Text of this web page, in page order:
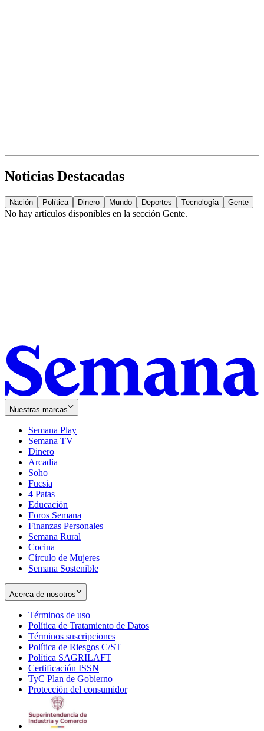
Noticias Destacadas
Nación Política Dinero Mundo Deportes Tecnología Gente
No hay artículos disponibles en la sección Gente.
Nuestras marcas
Semana Play
Semana TV
Dinero
Arcadia
Soho
in
new
window
Fucsia
in
new
window
4 Patas
Educación
Foros Semana
Finanzas Personales
Semana Rural
Cocina
Círculo de Mujeres
Semana Sostenible
Acerca de nosotros
Términos de uso
in
new
window
Política de Tratamiento de Datos
Términos suscripciones
in
Política de Riesgos C/ST
Política SAGRILAFT
new
window
Certificación ISSN
in
new
TyC Plan de Gobierno
in
Protección del consumidorOpens